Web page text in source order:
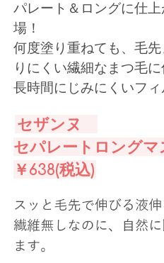
パレート＆ロングに仕
場！
何度塗り重ねても、毛
りにくい繊細なまつ毛に
長時間にじみにくいフィ
セザンヌ
セパレートロング
￥638(税込)